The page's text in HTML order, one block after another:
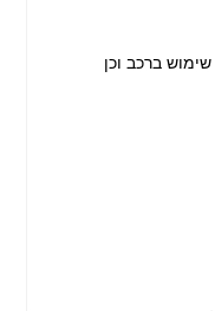
ברכב וכן